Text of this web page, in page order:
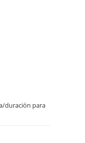
duración para